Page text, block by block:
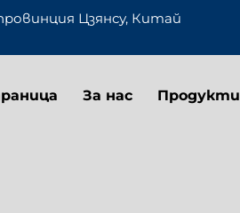
Цзянсу, Китай
За нас Продукти